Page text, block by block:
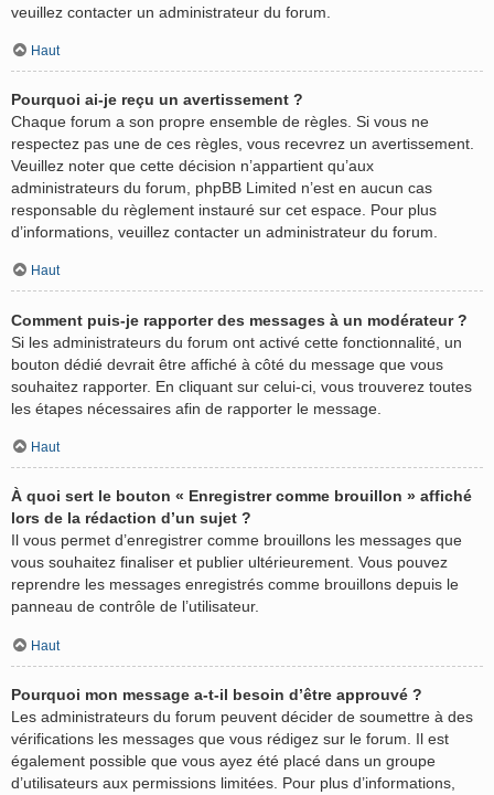
veuillez contacter un administrateur du forum.
Haut
Pourquoi ai-je reçu un avertissement ?
Chaque forum a son propre ensemble de règles. Si vous ne
respectez pas une de ces règles, vous recevrez un avertissement.
Veuillez noter que cette décision n’appartient qu’aux
administrateurs du forum, phpBB Limited n’est en aucun cas
responsable du règlement instauré sur cet espace. Pour plus
d’informations, veuillez contacter un administrateur du forum.
Haut
Comment puis-je rapporter des messages à un modérateur ?
Si les administrateurs du forum ont activé cette fonctionnalité, un
bouton dédié devrait être affiché à côté du message que vous
souhaitez rapporter. En cliquant sur celui-ci, vous trouverez toutes
les étapes nécessaires afin de rapporter le message.
Haut
À quoi sert le bouton « Enregistrer comme brouillon » affiché
lors de la rédaction d’un sujet ?
Il vous permet d’enregistrer comme brouillons les messages que
vous souhaitez finaliser et publier ultérieurement. Vous pouvez
reprendre les messages enregistrés comme brouillons depuis le
panneau de contrôle de l’utilisateur.
Haut
Pourquoi mon message a-t-il besoin d’être approuvé ?
Les administrateurs du forum peuvent décider de soumettre à des
vérifications les messages que vous rédigez sur le forum. Il est
également possible que vous ayez été placé dans un groupe
d’utilisateurs aux permissions limitées. Pour plus d’informations,